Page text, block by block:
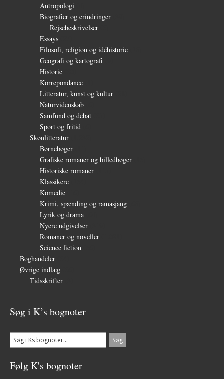
Antropologi
Biografier og erindringer
Rejsebeskrivelser
Essays
Filosofi, religion og idéhistorie
Geografi og kartografi
Historie
Korrepondance
Litteratur, kunst og kultur
Naturvidenskab
Samfund og debat
Sport og fritid
Skønlitteratur
Børnebøger
Grafiske romaner og billedbøger
Historiske romaner
Klassikere
Komedie
Krimi, spænding og ramasjang
Lyrik og drama
Nyere udgivelser
Romaner og noveller
Science fiction
Boghandeler
Øvrige indlæg
Tidsskrifter
Søg i K’s bognoter
Følg K's bognoter